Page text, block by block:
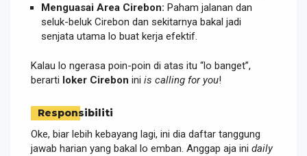
Menguasai Area Cirebon: Paham jalanan dan
seluk-beluk Cirebon dan sekitarnya bakal jadi
senjata utama lo buat kerja efektif.
Kalau lo ngerasa poin-poin di atas itu “lo banget”,
berarti loker Cirebon ini is calling for you!
Responsibiliti
Oke, biar lebih kebayang lagi, ini dia daftar tanggung
jawab harian yang bakal lo emban. Anggap aja ini daily